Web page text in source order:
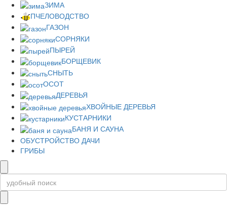
ЗИМА
ПЧЕЛОВОДСТВО
ГАЗОН
СОРНЯКИ
ПЫРЕЙ
БОРЩЕВИК
СНЫТЬ
ОСОТ
ДЕРЕВЬЯ
ХВОЙНЫЕ ДЕРЕВЬЯ
КУСТАРНИКИ
БАНЯ И САУНА
ОБУСТРОЙСТВО ДАЧИ
ГРИБЫ